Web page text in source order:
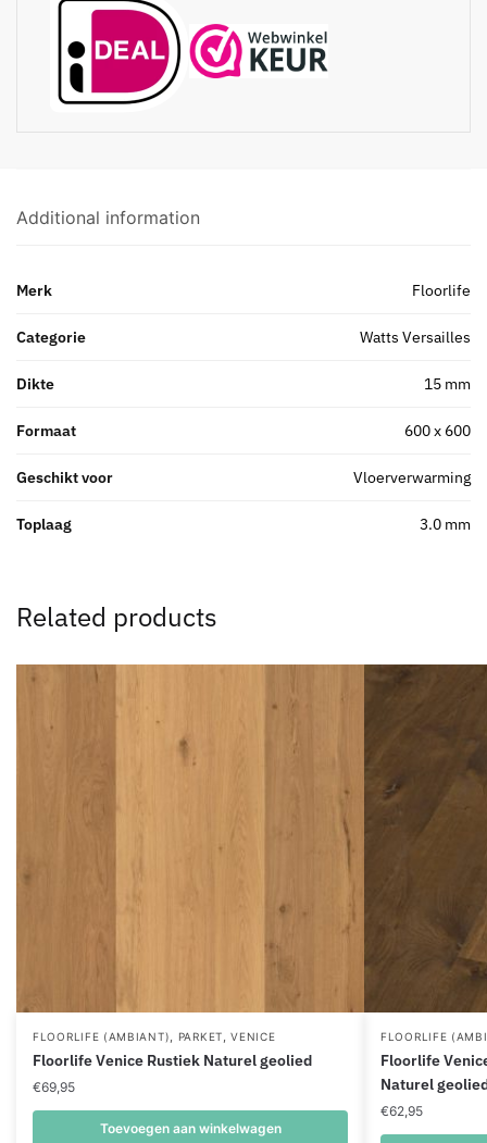
Additional information
Merk Floorlife
Categorie Watts Versailles
Dikte 15 mm
Formaat 600 x 600
Geschikt voor Vloerverwarming
Toplaag 3.0 mm
Related products
FLOORLIFE (AMBIANT), PARKET,VENICE
Floorlife Venice Rustiek Naturel geolied
€69,95
Toevoegen aan winkelwagen
FLOORLIFE
Floorlife
Naturel
€62,95